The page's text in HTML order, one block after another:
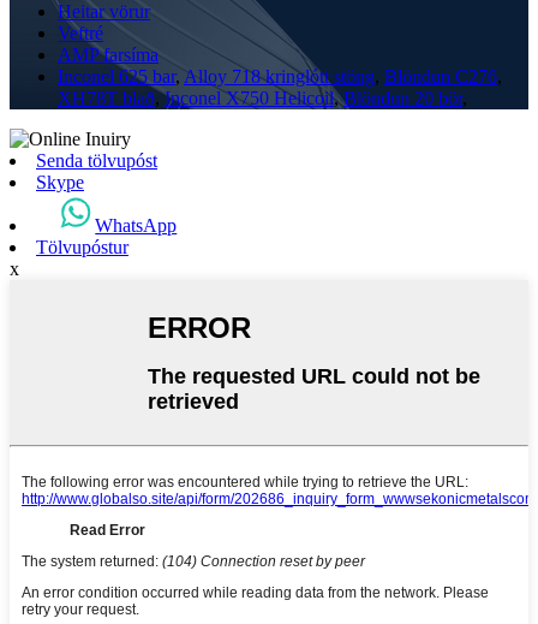
Heitar vörur
Veftré
AMP farsíma
Inconel 625 bar, Alloy 718 kringlótt stöng, Blöndun C276,
XH78T blað,Inconel X750 Helicoil,Blöndun 20 bör,
Senda tölvupóst
Skype
WhatsApp
Tölvupóstur
x